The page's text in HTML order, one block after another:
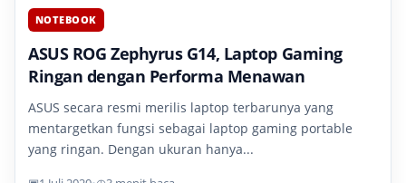
NOTEBOOK
ASUS ROG Zephyrus G14, Laptop Gaming
Ringan dengan Performa Menawan
ASUS secara resmi merilis laptop terbarunya yang
mentargetkan fungsi sebagai laptop gaming portable
yang ringan. Dengan ukuran hanya...